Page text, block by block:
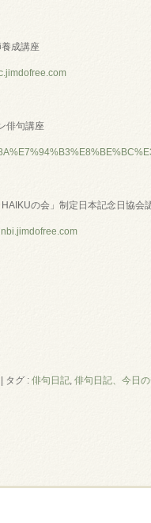
成講座
俳句講座
HAIKUの会」制定日本記念日協会
タグ : 俳句日記 俳句日記、今日